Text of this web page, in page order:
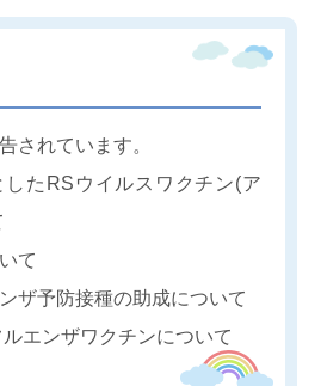
されています。
たRSウイルスワクチン(ア
て
ザ予防接種の助成について
エンザワクチンについて